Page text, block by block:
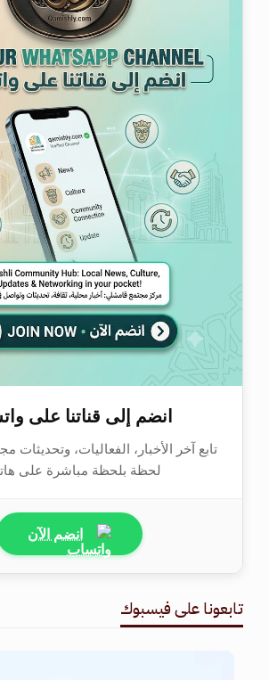
انضم إلى قناتنا على
تابع آخر الأخبار، الفعاليات، وتحديثات
لحظة بلحظة مباشرة على
انضم الآن
تابعونا على فيسبوك